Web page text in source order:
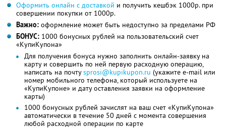
Оформить онлайн с доставкой и получить кешбэк 1000р. при
совершении покупки от 1000р.
Важно: оформление может быть недоступно за пределами РФ
БОНУС: 1000 бонусных рублей на пользовательский счет
«КупиКупона»
Для получения бонуса нужно заполнить онлайн-заявку на
карту и совершить по ней первую расходную операцию,
написать на почтуsprosi@kupikupon.ru (укажите e-mail или
номер мобильного телефона, который используете на
«КупиКупоне» и дату оставления заявки на оформление
карты)
1000 бонусных рублей зачислят на ваш счет «КупиКупона»
автоматически в течение 50 дней с момента совершения
любой расходной операции по карте